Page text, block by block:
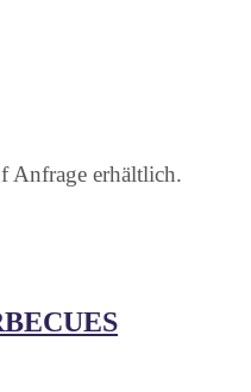
Anfrage erhältlich.